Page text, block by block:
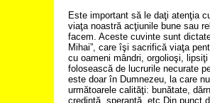
Este important să le daţi atenţia
viaţa noastră acţiunile bune sau
facem. Aceste cuvinte sunt
Mihai”, care îşi sacrifică viaţa
cu oameni mândri, orgolioşi,
folosească de lucrurile necurate
este doar în Dumnezeu, la care
următoarele calităţi: bunătate,
credinţă, speranţă, etc.Din punct